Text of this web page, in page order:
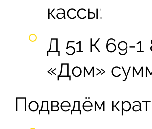
кассы;
Д 51 К 69-
«Дом»
Подведём